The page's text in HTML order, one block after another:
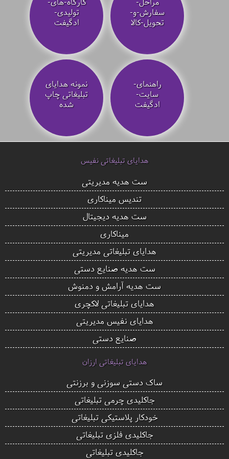
سفارش-و-
تحویل-کالا
تولیدی-
ادگیفت
راهنمای-
سایت-
ادگیفت
نمونه هدایای
تبلیغاتی چاپ
شده
هدایای تبلیغاتی نفیس
ست هدیه مدیریتی
تندیس میناکاری
ست هدیه دیجیتال
میناکاری
هدایای تبلیغاتی مدیریتی
ست هدیه صنایع دستی
ست هدیه آرامش و دمنوش
هدایای تبلیغاتی لاکچری
هدایای نفیس مدیریتی
صنایع دستی
هدایای تبلیغاتی ارزان
ساک دستی سوزنی و برزنتی
جاکلیدی چرمی تبلیغاتی
خودکار پلاستیکی تبلیغاتی
جاکلیدی فلزی تبلیغاتی
جاکلیدی تبلیغاتی